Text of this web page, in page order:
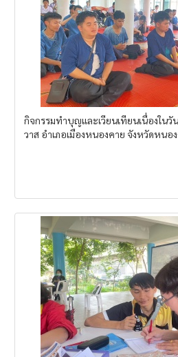
กิจกรรมทำบุญและเวียนเทียนเนื่องใน
วาส อำเภอเมืองหนองคาย จังหวัดหนอ